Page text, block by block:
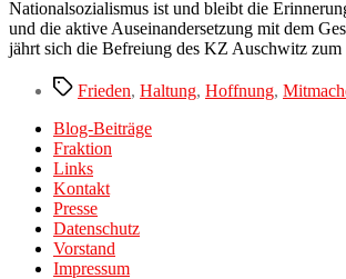
Nationalsozialismus ist und bleibt die
und die aktive Auseinandersetzung mit dem
jährt sich die Befreiung des KZ Auschwitz zum
Schlagwörter
Frieden, Haltung, Hoffnung,
Blog-Beiträge
Fraktion
Links
Kontakt
Presse
Datenschutz
Vorstand
Impressum